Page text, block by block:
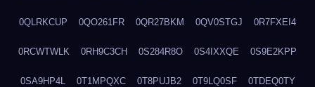
0QLRKCUP 0QO261FR 0QR27BKM 0QV0STGJ 0R7FXEI4
0RCWTWLK 0RH9C3CH 0S284R8O 0S4IXXQE 0S9E2KPP
0SA9HP4L 0T1MPQXC 0T8PUJB2 0T9LQ0SF 0TDEQ0TY